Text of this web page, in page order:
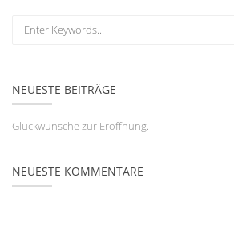
NEUESTE BEITRÄGE
Glückwünsche zur Eröffnung.
NEUESTE KOMMENTARE